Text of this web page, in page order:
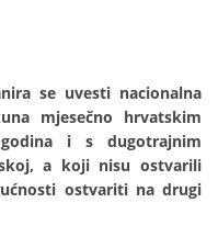
se uvesti nacionalna
mjesečno hrvatskim
i s dugotrajnim
a koji nisu ostvarili
ostvariti na drugi